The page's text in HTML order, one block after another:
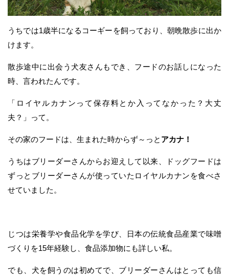
うちでは1歳半になるコーギーを飼っており、朝晩散歩に出か
けます。
散歩途中に出会う犬友さんもでき、フードのお話しになった
時、言われたんです。
「ロイヤルカナンって保存料とか入ってなかった？大丈
夫？」って。
その家のフードは、生まれた時からず～っと アカナ！
うちはブリーダーさんからお迎えして以来、ドッグフードは
ずっとブリーダーさんが使っていたロイヤルカナンを食べさ
せていました。
じつは栄養学や食品化学を学び、日本の伝統食品産業で味噌
づくりを15年経験し、食品添加物にも詳しい私。
でも、犬を飼うのは初めてで、ブリーダーさんはとっても信